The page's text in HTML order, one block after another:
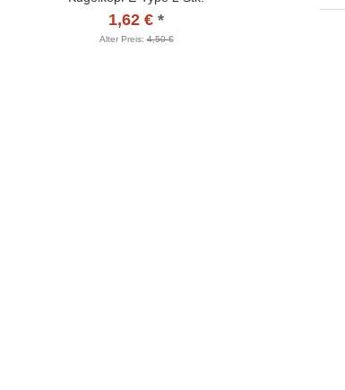
1,62 € *
Alter Preis:4,50 €